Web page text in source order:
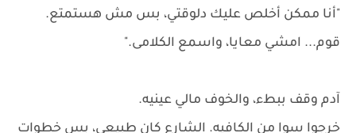
"أنا ممكن أخلص عليك دلوقتي، بس مش هستمتع.
قوم... امشي معايا، واسمع الكلامى."
آدم وقف ببطء، والخوف مالي عينيه.
خرجوا سوا من الكافيه. الشارع كان طبيعي، بس خطوات